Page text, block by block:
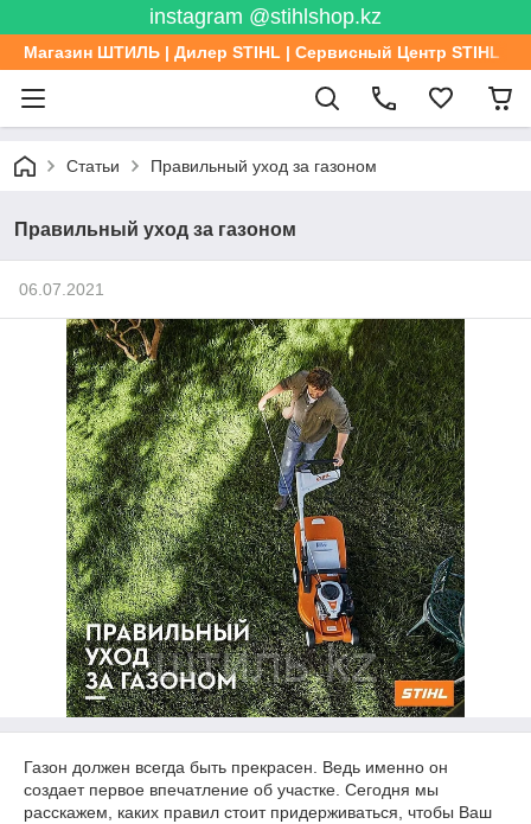
instagram @stihlshop.kz
Магазин ШТИЛЬ | Дилер STIHL | Сервисный Центр STIHL
Статьи Правильный уход за газоном
Правильный уход за газоном
06.07.2021
Газон должен всегда быть прекрасен. Ведь именно он
создает первое впечатление об участке. Сегодня мы
расскажем, каких правил стоит придерживаться, чтобы Ваш